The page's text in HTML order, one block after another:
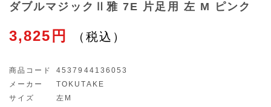
ダブルマジックⅡ雅 7E 片足用 左 M ピンク
3,825円
商品コード
4537944136053
メーカー
TOKUTAKE
サイズ
左M